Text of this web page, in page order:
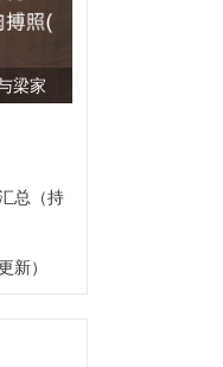
梁家
总（持
新）